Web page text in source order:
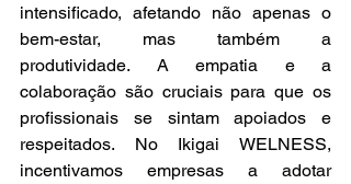
intensificado, afetando não apenas o
bem-estar, mas também a
produtividade. A empatia e a
colaboração são cruciais para que os
profissionais se sintam apoiados e
respeitados. No Ikigai WELNESS,
incentivamos empresas a adotar